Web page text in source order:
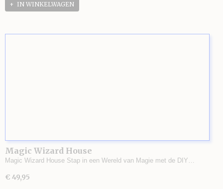
IN WINKELWAGEN
Magic Wizard House
Magic Wizard House Stap in een Wereld van Magie met de DIY…
€ 49,95